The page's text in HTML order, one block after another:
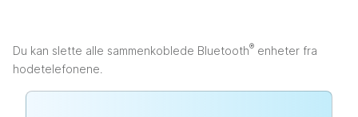
Du kan slette alle sammenkoblede Bluetooth® enheter fra
hodetelefonene.